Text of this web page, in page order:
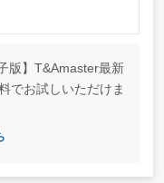
（①）の3倍以上の料金
のためであって、本件負担額
いて更正処分を行った。
損金の額に算入が認められ
しを求めた事案である。
、控訴人の請求を棄却し、こ
版】T&Amaster最新
でお試しいただけま